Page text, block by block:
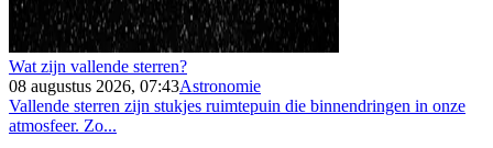
Wat zijn vallende sterren?
08 augustus 2026, 07:43Astronomie
Vallende sterren zijn stukjes ruimtepuin die binnendringen in onze
atmosfeer. Zo...